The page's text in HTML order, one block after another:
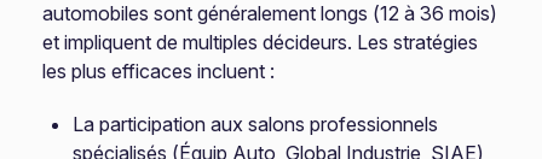
automobiles sont généralement longs (12 à 36 mois)
et impliquent de multiples décideurs. Les stratégies
les plus efficaces incluent :
La participation aux salons professionnels
spécialisés (Équip Auto, Global Industrie, SIAE)